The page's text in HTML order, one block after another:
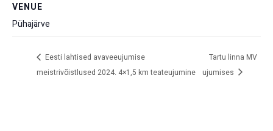
VENUE
Pühajärve
Eesti lahtised avaveeujumise
meistrivõistlused 2024. 4×1,5 km teateujumine
Tartu linna MV
ujumises